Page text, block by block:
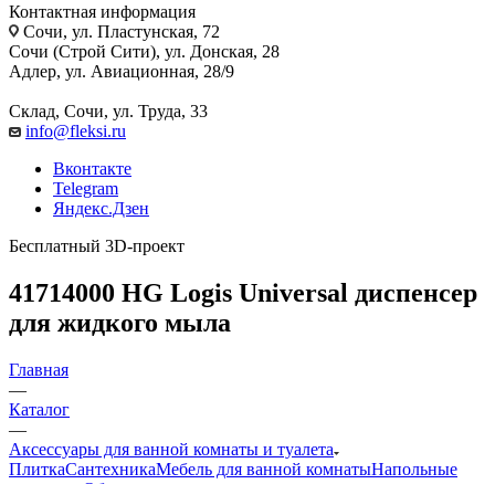
Контактная информация
Сочи, ул. Пластунская, 72
Сочи (Строй Сити), ул. Донская, 28
Адлер, ул. Авиационная, 28/9
Склад, Сочи, ул. Труда, 33
info@fleksi.ru
Вконтакте
Telegram
Яндекс.Дзен
Бесплатный 3D-проект
41714000 HG Logis Universal диспенсер
для жидкого мыла
Главная
—
Каталог
—
Аксессуары для ванной комнаты и туалета
ПлиткаСантехникаМебель для ванной комнатыНапольные